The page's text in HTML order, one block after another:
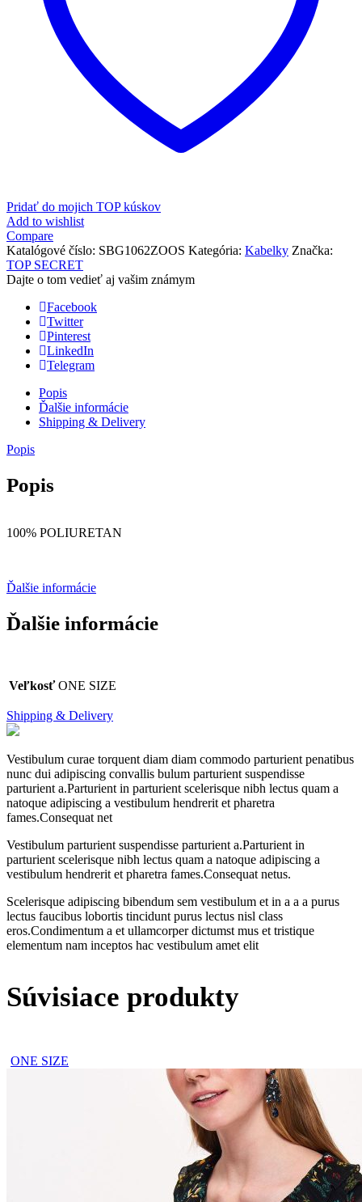
Pridať do mojich TOP kúskov
Add to wishlist
Compare
Katalógové číslo: SBG1062ZOOS Kategória: Kabelky Značka:
TOP SECRET
Dajte o tom vedieť aj vašim známym
Facebook
Twitter
Pinterest
LinkedIn
Telegram
Popis
Ďalšie informácie
Shipping & Delivery
Popis
Popis
100% POLIURETAN
Ďalšie informácie
Ďalšie informácie
Veľkosť ONE SIZE
Shipping & Delivery
Vestibulum curae torquent diam diam commodo parturient penatibus
nunc dui adipiscing convallis bulum parturient suspendisse
parturient a.Parturient in parturient scelerisque nibh lectus quam a
natoque adipiscing a vestibulum hendrerit et pharetra
fames.Consequat net
Vestibulum parturient suspendisse parturient a.Parturient in
parturient scelerisque nibh lectus quam a natoque adipiscing a
vestibulum hendrerit et pharetra fames.Consequat netus.
Scelerisque adipiscing bibendum sem vestibulum et in a a a purus
lectus faucibus lobortis tincidunt purus lectus nisl class
eros.Condimentum a et ullamcorper dictumst mus et tristique
elementum nam inceptos hac vestibulum amet elit
Súvisiace produkty
ONE SIZE